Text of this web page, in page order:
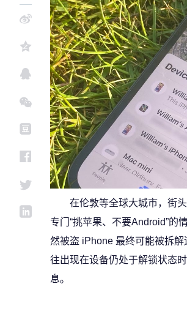
在伦敦等全球大城市，街
专门“挑苹果、不要Android”的
然被盗 iPhone 最终可能被拆
往出现在设备仍处于解锁状态
息。